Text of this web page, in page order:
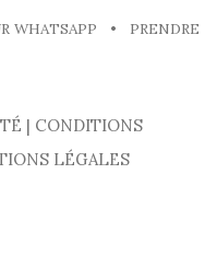
WHATSAPP •
PRENDRE
| CONDITIONS
LÉGALES